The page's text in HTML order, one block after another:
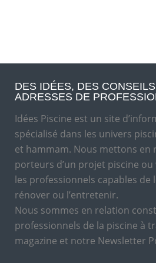
DES IDÉES, DES
ADRESSES DE
Idées Piscine est un site
spécialisé dans les univers
et hammam. Nous mettons en
porteurs d’un projet piscine ou
les professionnels capables de
rénover ou l’entretenir.
Nous sommes en relation
professionnels de la piscine à
magazine et notre Newsletter